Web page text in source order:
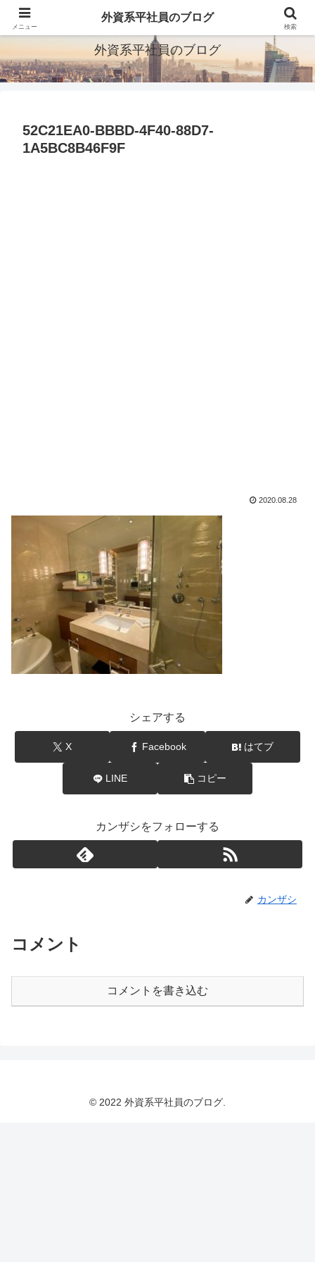
ITとか転職とか旅行とか
外資系平社員のブログ
52C21EA0-BBBD-4F40-88D7-
1A5BC8B46F9F
2020.08.28
シェアする
X Facebook はてブ
LINE コピー
カンザシをフォローする
カンザシ
コメント
コメントを書き込む
© 2022 外資系平社員のブログ.
メニュー
外資系平社員のブログ
検索